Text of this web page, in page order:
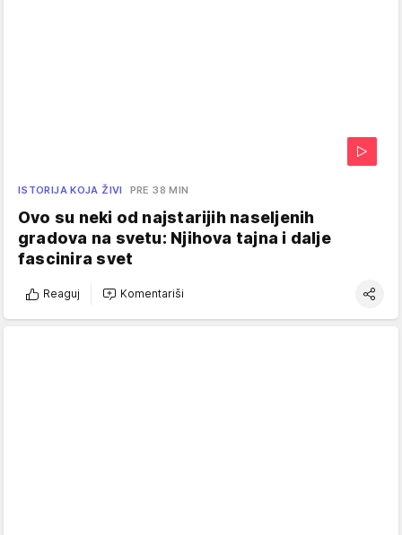
ISTORIJA KOJA ŽIVI PRE 38 MIN
Ovo su neki od najstarijih naseljenih
gradova na svetu: Njihova tajna i dalje
fascinira svet
Reaguj Komentariši